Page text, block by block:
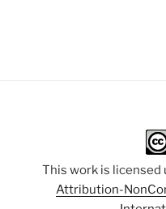
This work is licensed
Attribution-